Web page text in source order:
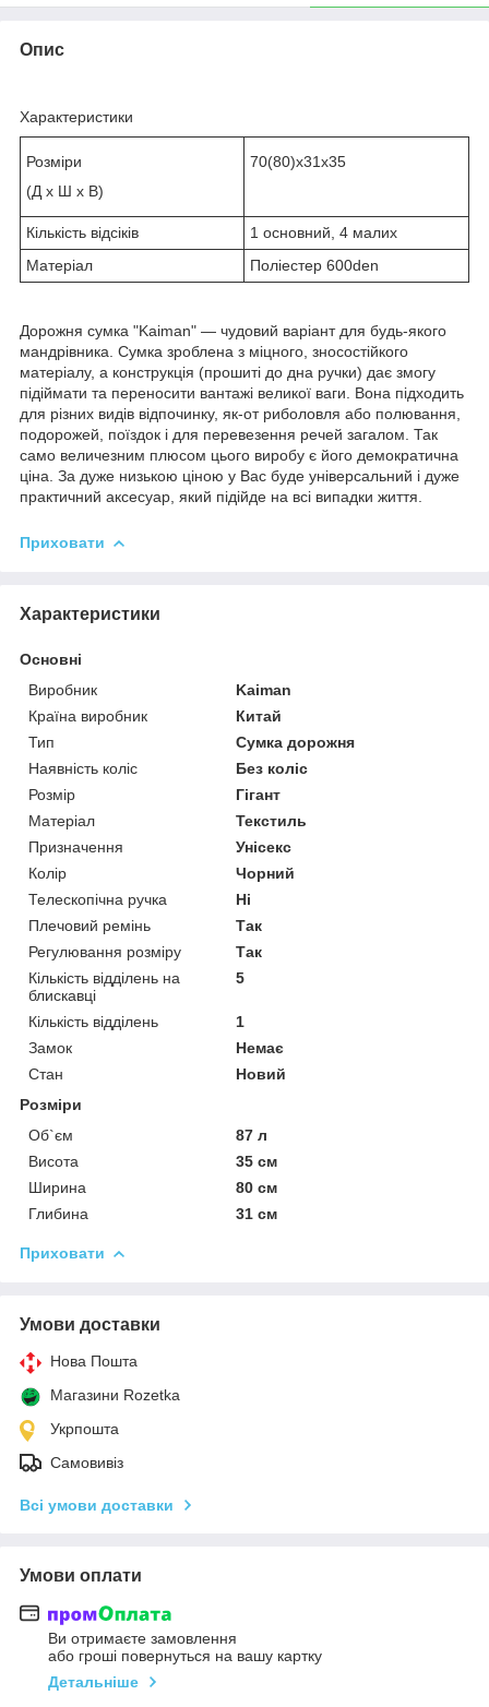
Опис
Характеристики
Розміри
(Д х Ш х В)
70(80)х31х35
Кількість відсіків
1 основний, 4 малих
Матеріал
Поліестер 600den
Дорожня сумка "Kaiman" — чудовий варіант для будь-якого
мандрівника. Сумка зроблена з міцного, зносостійкого
матеріалу, а конструкція (прошиті до дна ручки) дає змогу
підіймати та переносити вантажі великої ваги. Вона підходить
для різних видів відпочинку, як-от риболовля або полювання,
подорожей, поїздок і для перевезення речей загалом. Так
само величезним плюсом цього виробу є його демократична
ціна. За дуже низькою ціною у Вас буде універсальний і дуже
практичний аксесуар, який підійде на всі випадки життя.
Приховати
Характеристики
Основні
Виробник
Kaiman
Країна виробник
Китай
Тип
Сумка дорожня
Наявність коліс
Без коліс
Розмір
Гігант
Матеріал
Текстиль
Призначення
Унісекс
Колір
Чорний
Телескопічна ручка
Ні
Плечовий ремінь
Так
Регулювання розміру
Так
Кількість відділень на
блискавці
5
Кількість відділень
1
Замок
Немає
Стан
Новий
Розміри
Об`єм
87 л
Висота
35 см
Ширина
80 см
Глибина
31 см
Приховати
Умови доставки
Нова Пошта
Магазини Rozetka
Укрпошта
Самовивіз
Всі умови доставки
Умови оплати
Ви отримаєте замовлення
або гроші повернуться на вашу картку
Детальніше